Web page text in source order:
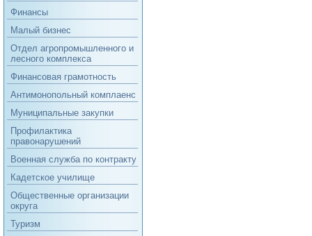
Финансы
Малый бизнес
Отдел агропромышленного и
лесного комплекса
Финансовая грамотность
Антимонопольный комплаенс
Муниципальные закупки
Профилактика
правонарушений
Военная служба по контракту
Кадетское училище
Общественные организации
округа
Туризм